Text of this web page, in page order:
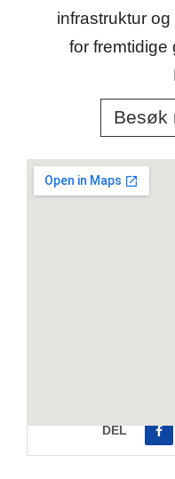
infrastruktur
for fremtidige
Besøk
DEL